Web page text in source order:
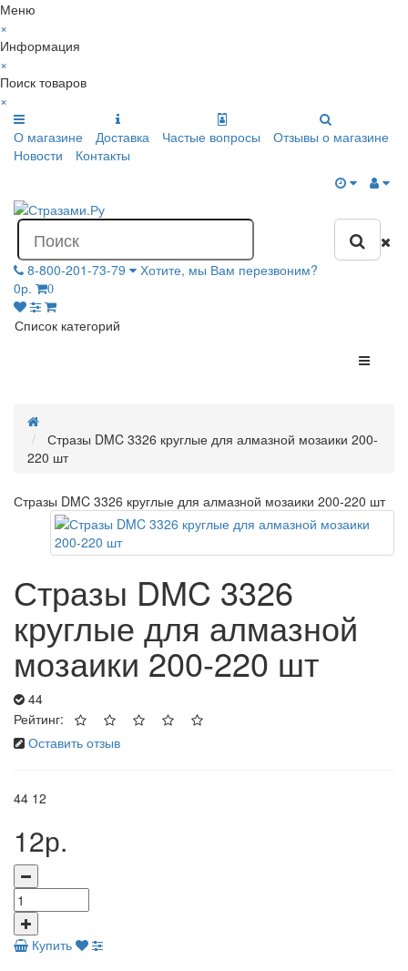
Меню
×
Информация
×
Поиск товаров
×
О магазине
Доставка Частые вопросы
Отзывы о магазине
Новости
Контакты
8-800-201-73-79
Хотите, мы Вам перезвоним?
0р.
0
Список категорий
Стразы DMC 3326 круглые для алмазной мозаики 200-
220 шт
Стразы DMC 3326 круглые для алмазной мозаики 200-220 шт
Стразы DMC 3326
круглые для алмазной
мозаики 200-220 шт
44
Рейтинг:
Оставить отзыв
44 12
12р.
Купить